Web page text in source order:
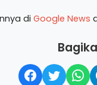
di Google News